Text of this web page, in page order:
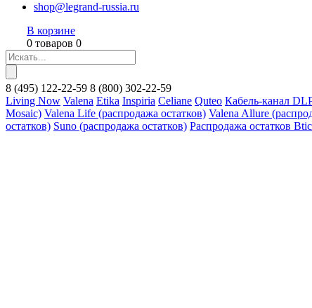
shop@legrand-russia.ru
В корзине
0 товаров 0
8 (495) 122-22-59 8 (800) 302-22-59
Living Now Valena Etika Inspiria Celiane Quteo Кабель-канал
Mosaic) Valena Life (распродажа остатков) Valena Allure
остатков) Suno (распродажа остатков) Распродажа остатков